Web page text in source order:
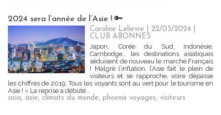
2024 sera l’année de l’Asie ! 🔑
Caroline Lelievre | 22/03/2024
CLUB ABONNES
Japon, Corée du Sud, Indonésie,
Cambodge… les destinations asiatiques
séduisent de nouveau le marché Français
! Malgré l’inflation, l’Asie fait le plein de
visiteurs et se rapproche, voire dépasse
les chiffres de 2019. Tous les voyants sont au vert pour le tourisme en
Asie ! « La reprise a débuté...
asia, asie, climats du monde, phoenix voyages, visiteurs